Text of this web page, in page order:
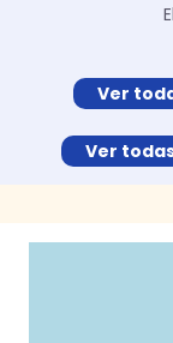
Ver
Ver